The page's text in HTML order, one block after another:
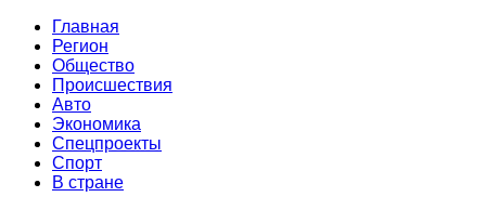
Главная
Регион
Общество
Происшествия
Авто
Экономика
Спецпроекты
Cпорт
В стране